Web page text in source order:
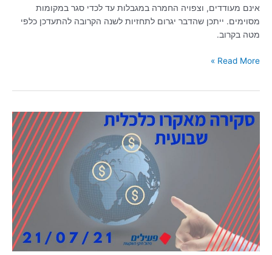
אינם מעודדים, וצפויה החמרה במגבלות עד לכדי סגר במקומות
מסוימים. ייתכן שהדבר יגרום לתחזיות לשנה הקרובה להתעדכן כלפי
מטה בקרוב.
Read More »
סקירה
שבועית
21/07/2021
|
זן
דלתא
משפיע:
עלייה
בתנודתיות
בשווקי
ההון